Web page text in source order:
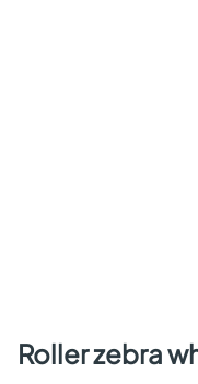
roller zebra